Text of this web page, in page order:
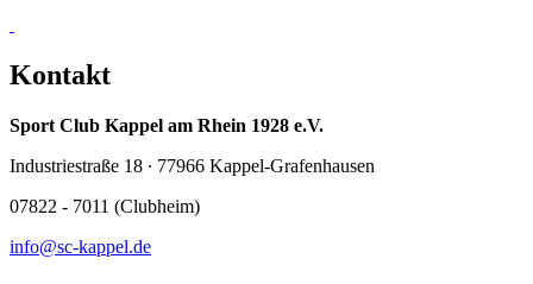
Kontakt
Sport Club Kappel am Rhein 1928 e.V.
Industriestraße 18 ∙ 77966 Kappel-Grafenhausen
07822 - 7011 (Clubheim)
info@sc-kappel.de